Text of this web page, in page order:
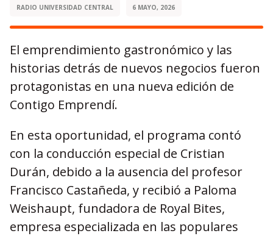
RADIO UNIVERSIDAD CENTRAL 6 MAYO, 2026
El emprendimiento gastronómico y las
historias detrás de nuevos negocios fueron
protagonistas en una nueva edición de
Contigo Emprendí.
En esta oportunidad, el programa contó
con la conducción especial de Cristian
Durán, debido a la ausencia del profesor
Francisco Castañeda, y recibió a Paloma
Weishaupt, fundadora de Royal Bites,
empresa especializada en las populares